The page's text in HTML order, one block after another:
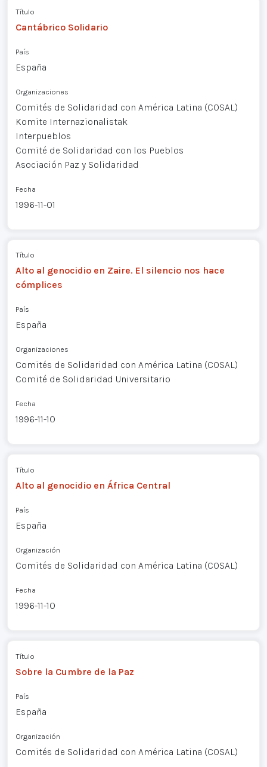
Título
Cantábrico Solidario
País
España
Organizaciones
Comités de Solidaridad con América Latina (COSAL)
Komite Internazionalistak
Interpueblos
Comité de Solidaridad con los Pueblos
Asociación Paz y Solidaridad
Fecha
1996-11-01
Título
Alto al genocidio en Zaire. El silencio nos hace
cómplices
País
España
Organizaciones
Comités de Solidaridad con América Latina (COSAL)
Comité de Solidaridad Universitario
Fecha
1996-11-10
Título
Alto al genocidio en África Central
País
España
Organización
Comités de Solidaridad con América Latina (COSAL)
Fecha
1996-11-10
Título
Sobre la Cumbre de la Paz
País
España
Organización
Comités de Solidaridad con América Latina (COSAL)